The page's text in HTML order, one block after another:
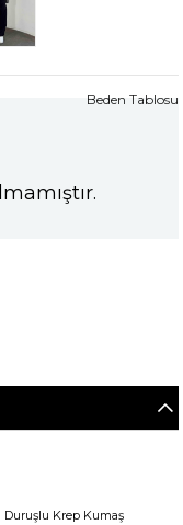
Beden Tablosu
Duruşlu Krep Kumaş